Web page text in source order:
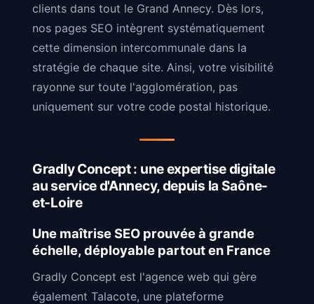
clients dans tout le Grand Annecy. Dès lors,
nos pages SEO intègrent systématiquement
cette dimension intercommunale dans la
stratégie de chaque site. Ainsi, votre visibilité
rayonne sur toute l'agglomération, pas
uniquement sur votre code postal historique.
Gradly Concept : une expertise digitale
au service d'Annecy, depuis la Saône-
et-Loire
Une maîtrise SEO prouvée à grande
échelle, déployable partout en France
Gradly Concept est l'agence web qui gère
également Talacote, une plateforme